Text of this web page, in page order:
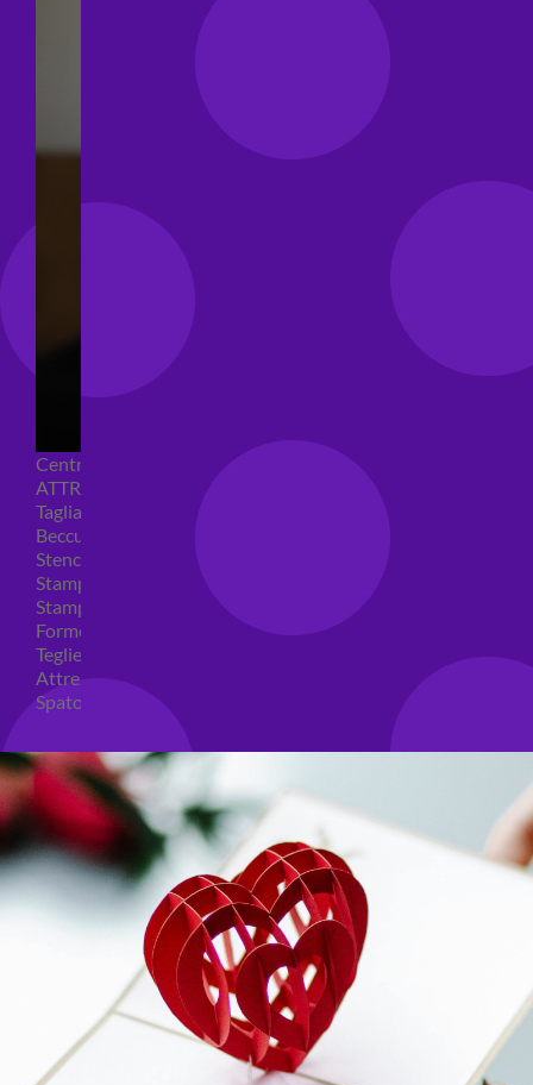
Centrini e Sacchetti Alimentari
ATTREZZI PER DOLCI
Tagliapasta
Beccucci e Sac à poche
Stencil per torte
Stampi ad espulsione
Stampi in silicone
Forme per cioccolato
Teglie per torte
Attrezzi cake design
Spatole ed accessori per decorare